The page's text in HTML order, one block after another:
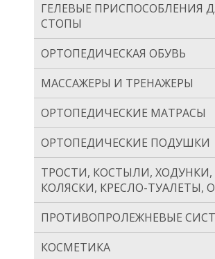
ГЕЛЕВЫЕ ПРИСПОСОБЛЕНИЯ
СТОПЫ
ОРТОПЕДИЧЕСКАЯ ОБУВЬ
МАССАЖЕРЫ И ТРЕНАЖЕРЫ
ОРТОПЕДИЧЕСКИЕ МАТРАСЫ
ОРТОПЕДИЧЕСКИЕ ПОДУШКИ
ТРОСТИ, КОСТЫЛИ, ХОДУНКИ,
КОЛЯСКИ, КРЕСЛО-ТУАЛЕТЫ,
ПРОТИВОПРОЛЕЖНЕВЫЕ
КОСМЕТИКА